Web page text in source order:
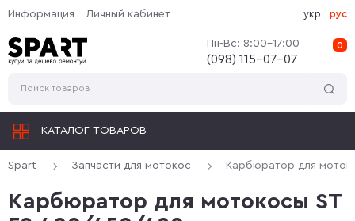
Информация Личный кабинет
0
Пн-Вс: 8:00-17:00
(‎098) 115-07-07
укр рус
КАТАЛОГ ТОВАРОВ
Spart Запчасти для мотокос Карбюратор для
Карбюратор для мотокосы ST